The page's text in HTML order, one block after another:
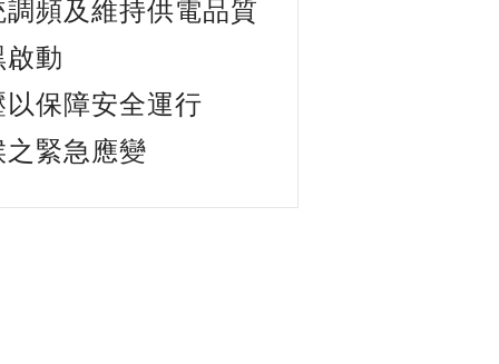
頻及維持供電品質
啟動
保障安全運行
緊急應變